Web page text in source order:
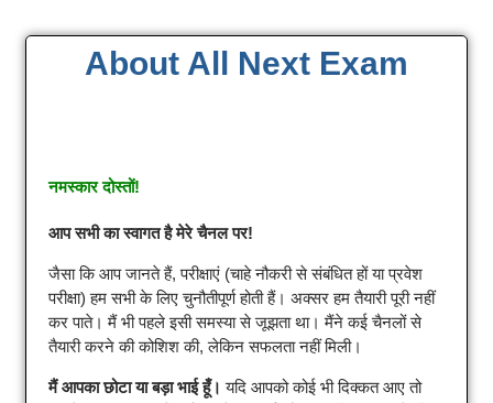
About All Next Exam
नमस्कार दोस्तों!
आप सभी का स्वागत है मेरे चैनल पर!
जैसा कि आप जानते हैं, परीक्षाएं (चाहे नौकरी से संबंधित हों या प्रवेश
परीक्षा) हम सभी के लिए चुनौतीपूर्ण होती हैं। अक्सर हम तैयारी पूरी नहीं
कर पाते। मैं भी पहले इसी समस्या से जूझता था। मैंने कई चैनलों से
तैयारी करने की कोशिश की, लेकिन सफलता नहीं मिली।
मैं आपका छोटा या बड़ा भाई हूँ। यदि आपको कोई भी दिक्कत आए तो